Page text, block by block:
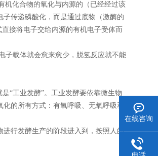
化合物的氧化与内源的（已经经过该
传递磷酸化，而是通过底物（激酶的
接将电子交给内源的有机电子受体而
载体就会愈来愈少，脱氢反应就不能
“工业发酵”。工业发酵要依靠微生物
的所有方式：有氧呼吸、无氧呼吸和
行发酵生产的阶段进入到，按照人的
在线咨询